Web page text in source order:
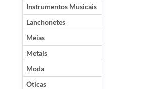
Instrumentos Musicais
Lanchonetes
Meias
Metais
Moda
Óticas